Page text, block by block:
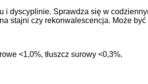
dyscyplinie. Sprawdza się w
stajni czy rekonwalescencja. Może
<1,0%, tłuszcz surowy <0,3%.